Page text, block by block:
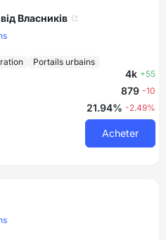
Власників
Portails urbains
4k +55
879 -10
21.94% -2.49%
Acheter